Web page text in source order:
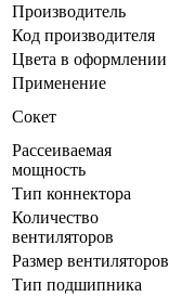
Производитель
Код производителя
Цвета в оформлении
Применение
Сокет
Рассеиваемая
мощность
Тип коннектора
Количество
вентиляторов
Размер вентиляторов
Тип подшипника